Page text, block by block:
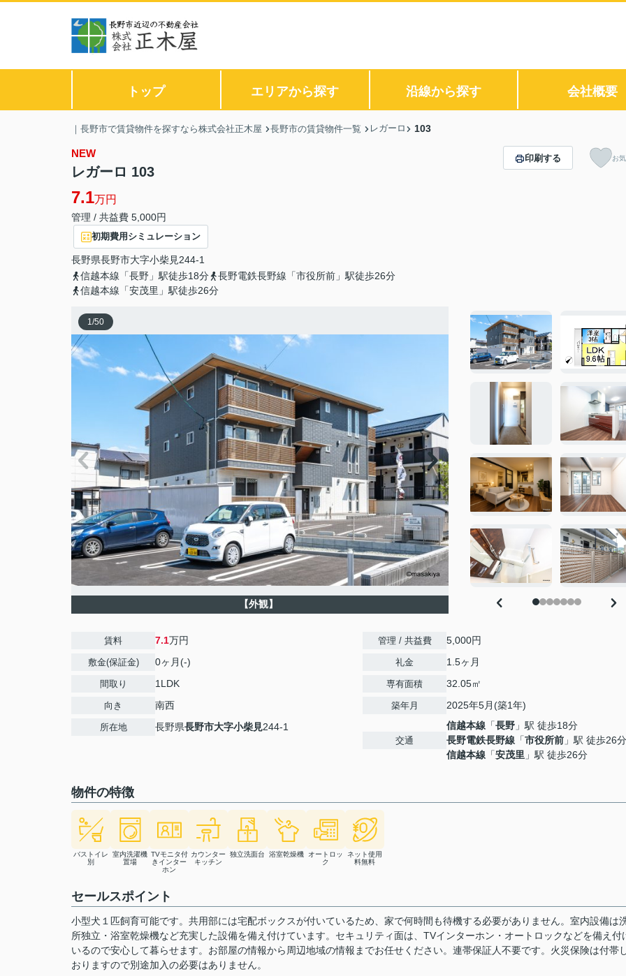
トップ エリアから探す 沿線から探す 会社概要
｜長野市で賃貸物件を探すなら株式会社正木屋 長野市の賃貸物件一覧 レガーロ 103
NEW
レガーロ 103
7.1万円
管理 / 共益費 5,000円
初期費用シミュレーション
長野県長野市大字小柴見244-1
信越本線「長野」駅徒歩18分
長野電鉄長野線「市役所前」駅徒歩26分
信越本線「安茂里」駅徒歩26分
印刷する お
1/50
【外観】
賃料 7.1万円
敷金(保証金) 0ヶ月(-)
間取り 1LDK
向き 南西
所在地 長野県長野市大字小柴見244-1
管理 / 共益費 5,000円
礼金 1.5ヶ月
専有面積 32.05㎡
築年月 2025年5月(築1年)
交通
信越本線 「長野 」駅 徒歩18分
長野電鉄長野線 「市役所前 」駅 徒歩26分
信越本線 「安茂里 」駅 徒歩26分
物件の特徴
バストイレ
別
室内洗濯機
置場
TVモニタ付
きインター
ホン
カウンター
キッチン
独立洗面台 浴室乾燥機
オートロッ
ク
ネット使用
料無料
セールスポイント
小型犬１匹飼育可能です。共用部には宅配ボックスが付いているため、家で何時間も待機する必要がありません。室内設備は
所独立・浴室乾燥機など充実した設備を備え付けています。セキュリティ面は、TVインターホン・オートロックなどを備え付
いるので安心して暮らせます。お部屋の情報から周辺地域の情報までお任せください。連帯保証人不要です。火災保険は付帯
おりますので別途加入の必要はありません。